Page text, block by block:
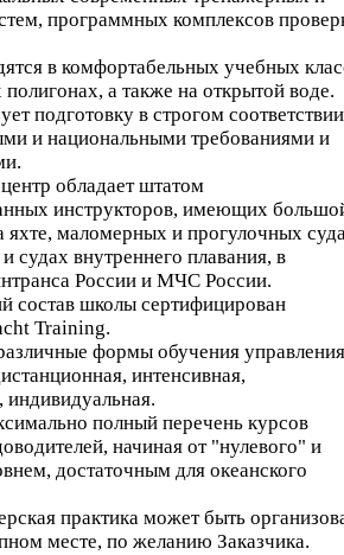
программных комплексов
в комфортабельных учебных
а также на открытой воде.
подготовку в строгом
и национальными требованиями и
обладает штатом
инструкторов, имеющих
яхте, маломерных и прогулочных
судах внутреннего плавания, в
России и МЧС России.
состав школы сертифицирован
Training.
формы обучения управления
интенсивная,
индивидуальная.
полный перечень курсов
начиная от "нулевого" и
достаточным для океанского
практика может быть
месте, по желанию Заказчика.